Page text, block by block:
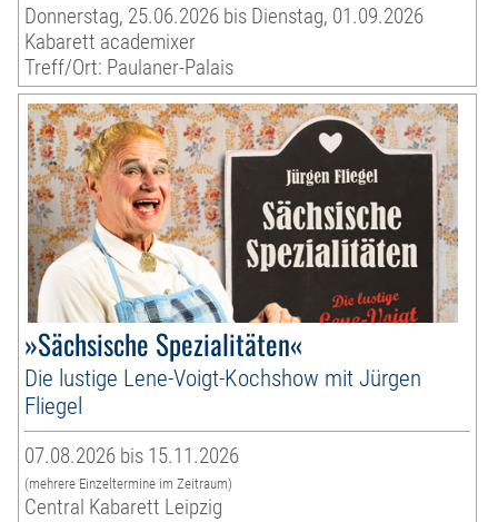
Donnerstag, 25.06.2026 bis Dienstag, 01.09.2026
Kabarett academixer
Treff/Ort: Paulaner-Palais
»Sächsische Spezialitäten«
Die lustige Lene-Voigt-Kochshow mit Jürgen
Fliegel
07.08.2026 bis 15.11.2026
(mehrere Einzeltermine im Zeitraum)
Central Kabarett Leipzig